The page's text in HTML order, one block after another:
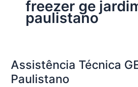
freezer ge
paulistano
Assistência Técnica
Paulistano